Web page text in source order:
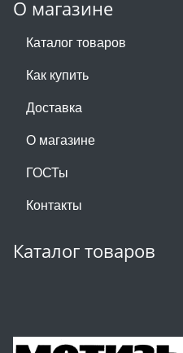
О магазине
Каталог товаров
Как купить
Доставка
О магазине
ГОСТы
Контакты
Каталог товаров